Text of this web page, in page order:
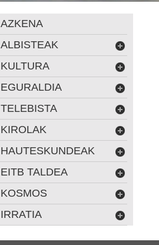
AZKENA
ALBISTEAK
KULTURA
EGURALDIA
TELEBISTA
KIROLAK
HAUTESKUNDEAK
EITB TALDEA
KOSMOS
IRRATIA